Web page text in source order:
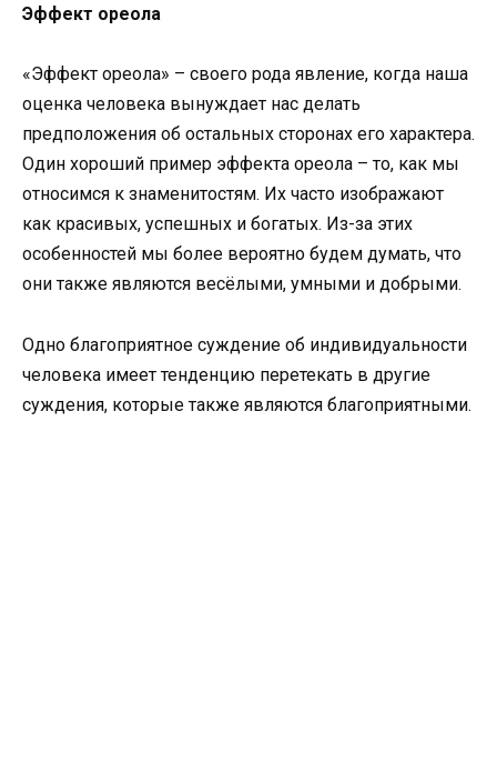
Эффект ореола
«Эффект ореола» – своего рода явление, когда наша
оценка человека вынуждает нас делать
предположения об остальных сторонах его характера.
Один хороший пример эффекта ореола – то, как мы
относимся к знаменитостям. Их часто изображают
как красивых, успешных и богатых. Из-за этих
особенностей мы более вероятно будем думать, что
они также являются весёлыми, умными и добрыми.
Одно благоприятное суждение об индивидуальности
человека имеет тенденцию перетекать в другие
суждения, которые также являются благоприятными.